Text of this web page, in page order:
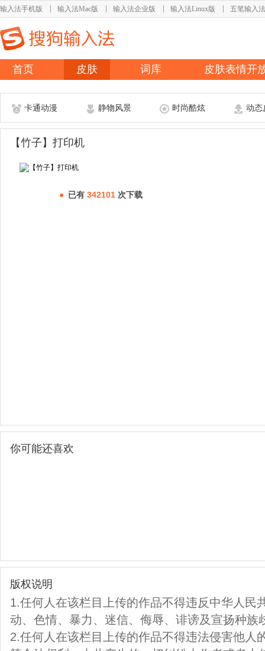
输入法手机版 输入法Mac版 输入法企业版 输入法Linux版 五笔输入法
首页 皮肤 词库 皮肤表情开
卡通动漫 静物风景 时尚酷炫 动态
【竹子】打印机
已有 342101 次下载
你可能还喜欢
版权说明
1.任何人在该栏目上传的作品不得违反中华人民
动、色情、暴力、迷信、侮辱、诽谤及宣扬种族
2.任何人在该栏目上传的作品不得违法侵害他人